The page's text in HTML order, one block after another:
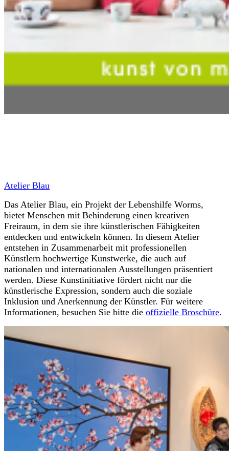
Atelier Blau
Das Atelier Blau, ein Projekt der Lebenshilfe Worms,
bietet Menschen mit Behinderung einen kreativen
Freiraum, in dem sie ihre künstlerischen Fähigkeiten
entdecken und entwickeln können. In diesem Atelier
entstehen in Zusammenarbeit mit professionellen
Künstlern hochwertige Kunstwerke, die auch auf
nationalen und internationalen Ausstellungen präsentiert
werden. Diese Kunstinitiative fördert nicht nur die
künstlerische Expression, sondern auch die soziale
Inklusion und Anerkennung der Künstler. Für weitere
Informationen, besuchen Sie bitte die offizielle Broschüre.